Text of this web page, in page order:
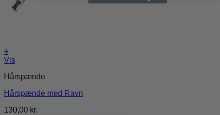
+
Vis
Hårspænde
Hårspænde med Ravn
130,00 kr.